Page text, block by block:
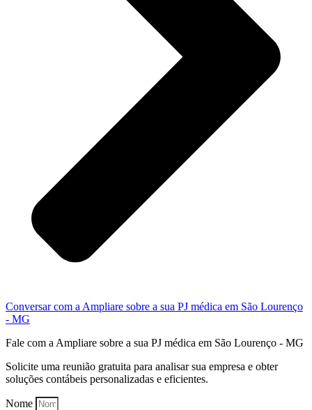
Conversar com a Ampliare sobre a sua PJ médica em São Lourenço
- MG
Fale com a Ampliare sobre a sua PJ médica em São Lourenço - MG
Solicite uma reunião gratuita para analisar sua empresa e obter
soluções contábeis personalizadas e eficientes.
Nome